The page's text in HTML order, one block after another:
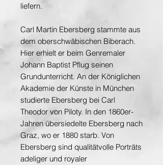
liefern.
Carl Martin Ebersberg stammte aus
dem oberschwäbischen Biberach.
Hier erhielt er beim Genremaler
Johann Baptist Pflug seinen
Grundunterricht. An der Königlichen
Akademie der Künste in München
studierte Ebersberg bei Carl
Theodor von Piloty. In den 1860er-
Jahren übersiedelte Ebersberg nach
Graz, wo er 1880 starb. Von
Ebersberg sind qualitätvolle Porträts
adeliger und royaler